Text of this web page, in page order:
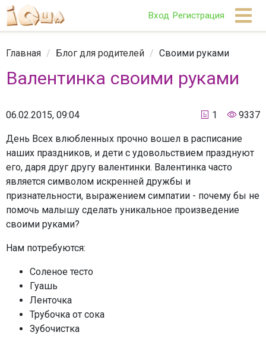
Вход Регистрация
Главная / Блог для родителей / Своими руками
Валентинка своими руками
06.02.2015, 09:04 1 9337
День Всех влюбленных прочно вошел в расписание
наших праздников, и дети с удовольствием празднуют
его, даря друг другу валентинки. Валентинка часто
является символом искренней дружбы и
признательности, выражением симпатии - почему бы не
помочь малышу сделать уникальное произведение
своими руками?
Нам потребуются:
Соленое тесто
Гуашь
Ленточка
Трубочка от сока
Зубочистка